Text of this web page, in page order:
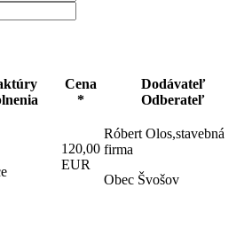
Cena
*
Dodávateľ
Odberateľ
120,00
EUR
Róbert Olos,stavebná
firma
Obec Švošov